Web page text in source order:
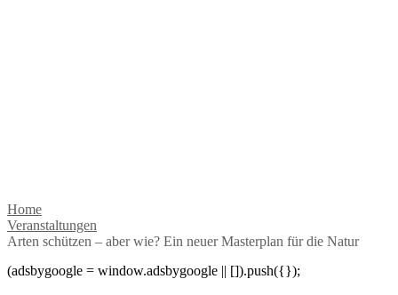
Home
Veranstaltungen
Arten schützen – aber wie? Ein neuer Masterplan für die Natur
(adsbygoogle = window.adsbygoogle || []).push({});